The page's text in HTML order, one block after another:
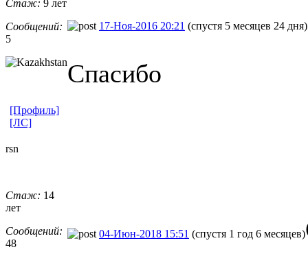
Стаж: 9 лет
Сообщений:
5
17-Ноя-2016 20:21 (спустя 5 месяцев 24 дня)
Спасибо
[Профиль]
[ЛС]
rsn
Стаж: 14
лет
Сообщений:
48
04-Июн-2018 15:51 (спустя 1 год 6 месяцев)